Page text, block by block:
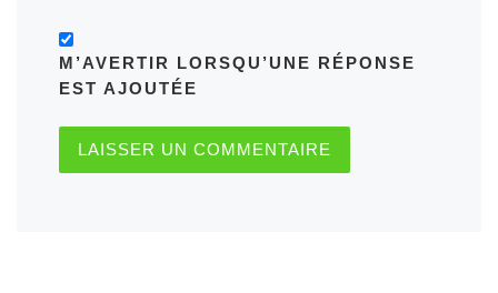
M’AVERTIR LORSQU’UNE RÉPONSE
EST AJOUTÉE